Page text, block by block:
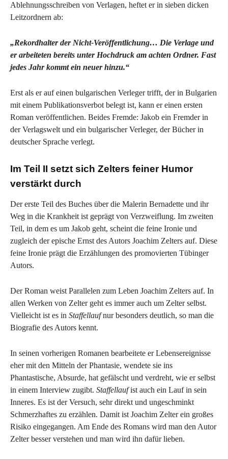
Ablehnungsschreiben von Verlagen, heftet er in sieben dicken
Leitzordnern ab:
„Rekordhalter der Nicht-Veröffentlichung… Die Verlage und
er arbeiteten bereits unter Hochdruck am achten Ordner. Fast
jedes Jahr kommt ein neuer hinzu.“
Erst als er auf einen bulgarischen Verleger trifft, der in Bulgarien
mit einem Publikationsverbot belegt ist, kann er einen ersten
Roman veröffentlichen. Beides Fremde: Jakob ein Fremder in
der Verlagswelt und ein bulgarischer Verleger, der Bücher in
deutscher Sprache verlegt.
Im Teil II setzt sich Zelters feiner Humor
verstärkt durch
Der erste Teil des Buches über die Malerin Bernadette und ihr
Weg in die Krankheit ist geprägt von Verzweiflung. Im zweiten
Teil, in dem es um Jakob geht, scheint die feine Ironie und
zugleich der epische Ernst des Autors Joachim Zelters auf. Diese
feine Ironie prägt die Erzählungen des promovierten Tübinger
Autors.
Der Roman weist Parallelen zum Leben Joachim Zelters auf. In
allen Werken von Zelter geht es immer auch um Zelter selbst.
Vielleicht ist es in Staffellaufnur besonders deutlich, so man die
Biografie des Autors kennt.
In seinen vorherigen Romanen bearbeitete er Lebensereignisse
eher mit den Mitteln der Phantasie, wendete sie ins
Phantastische, Absurde, hat gefälscht und verdreht, wie er selbst
in einem Interview zugibt. Staffellaufist auch ein Lauf in sein
Inneres. Es ist der Versuch, sehr direkt und ungeschminkt
Schmerzhaftes zu erzählen. Damit ist Joachim Zelter ein großes
Risiko eingegangen. Am Ende des Romans wird man den Autor
Zelter besser verstehen und man wird ihn dafür lieben.